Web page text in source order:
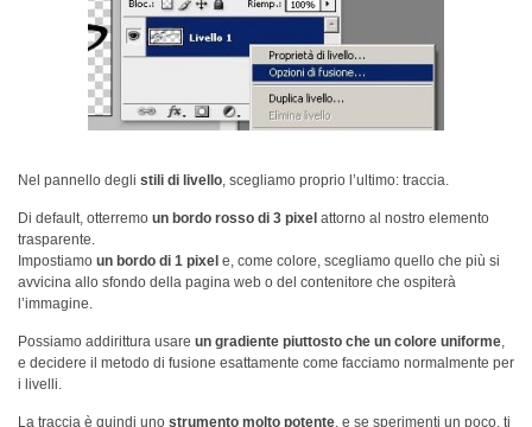
Nel pannello degli stili di livello, scegliamo proprio l’ultimo: traccia.
Di default, otterremo un bordo rosso di 3 pixel attorno al nostro elemento
trasparente.
Impostiamo un bordo di 1 pixel e, come colore, scegliamo quello che più si
avvicina allo sfondo della pagina web o del contenitore che ospiterà
l’immagine.
Possiamo addirittura usare un gradiente piuttosto che un colore uniforme,
e decidere il metodo di fusione esattamente come facciamo normalmente per
i livelli.
La traccia è quindi uno strumento molto potente, e se sperimenti un poco, ti